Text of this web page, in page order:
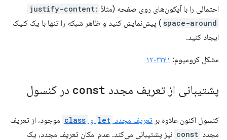
احتمالی را با آیکون‌های روی صفحه (مثلاً justify-content:
space-around ) پیش‌نمایش کنید و ظاهر شبکه را تنها با یک کلیک
ایجاد کنید.
مشکل کرومیوم: ۱۲۰۳۲۴۱
پشتیبانی از تعریف مجدد const در کنسول
کنسول اکنون علاوه بر تعریف مجدد let و class موجود، از تعریف
مجدد const نیز پشتیبانی می‌کند. عدم امکان تعریف مجدد، یک